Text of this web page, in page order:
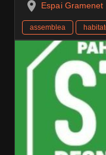
Espai Gramenet
assemblea